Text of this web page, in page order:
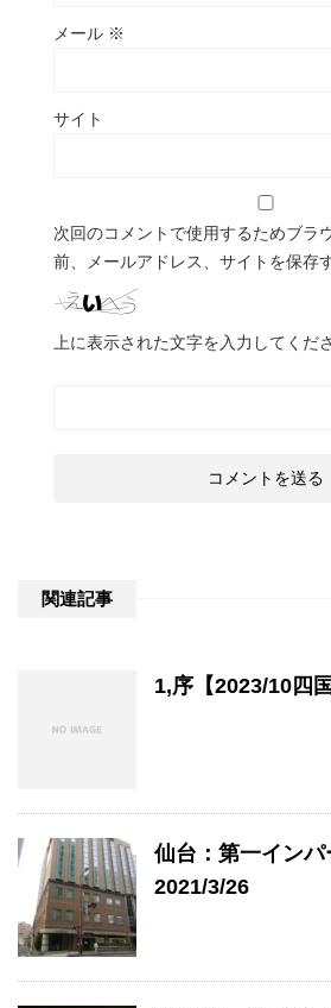
メール ※
サイト
次回のコメントで使用するためブラ
前、メールアドレス、サイトを保存す
上に表示された文字を入力してくださ
関連記事
1,序【2023/10四国
仙台：第一インパ
2021/3/26